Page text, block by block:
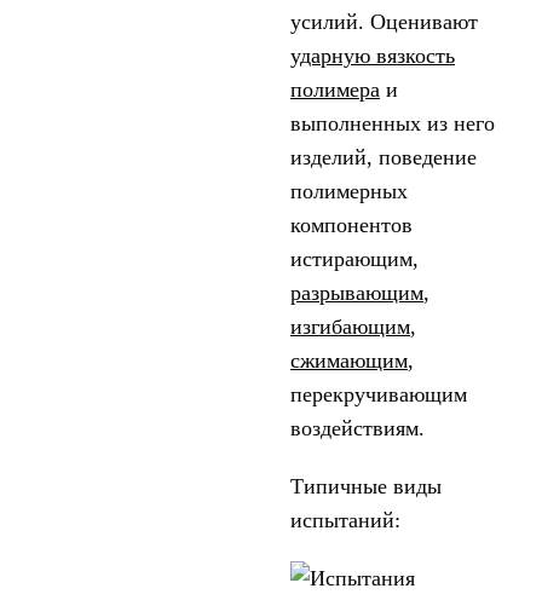
усилий. Оценивают
ударную вязкость
полимера и
выполненных из него
изделий, поведение
полимерных
компонентов
истирающим,
разрывающим,
изгибающим,
сжимающим,
перекручивающим
воздействиям.
Типичные виды
испытаний: